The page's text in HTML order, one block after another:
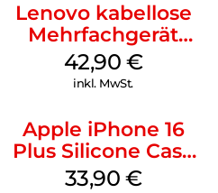
Lenovo kabellose
Mehrfachgerät
Luna Grey
42,90 €
inkl. MwSt.
Apple iPhone 16
Plus Silicone Case
MagSafe Lake
33,90 €